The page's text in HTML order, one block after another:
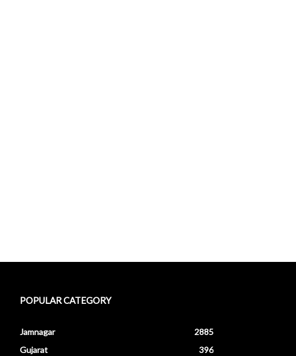
POPULAR CATEGORY
Jamnagar
2885
Gujarat
396